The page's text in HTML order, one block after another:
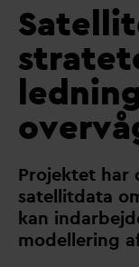
Projektet har
satellitdata
kan ind
modellering